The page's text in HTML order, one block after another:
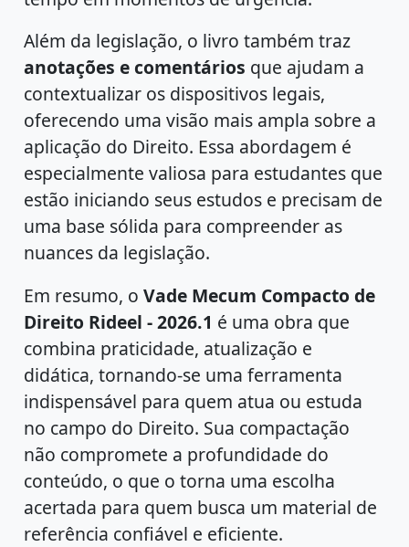
Além da legislação, o livro também traz
anotações e comentários que ajudam a
contextualizar os dispositivos legais,
oferecendo uma visão mais ampla sobre a
aplicação do Direito. Essa abordagem é
especialmente valiosa para estudantes que
estão iniciando seus estudos e precisam de
uma base sólida para compreender as
nuances da legislação.
Em resumo, oVade Mecum Compacto de
Direito Rideel - 2026.1 é uma obra que
combina praticidade, atualização e
didática, tornando-se uma ferramenta
indispensável para quem atua ou estuda
no campo do Direito. Sua compactação
não compromete a profundidade do
conteúdo, o que o torna uma escolha
acertada para quem busca um material de
referência confiável e eficiente.